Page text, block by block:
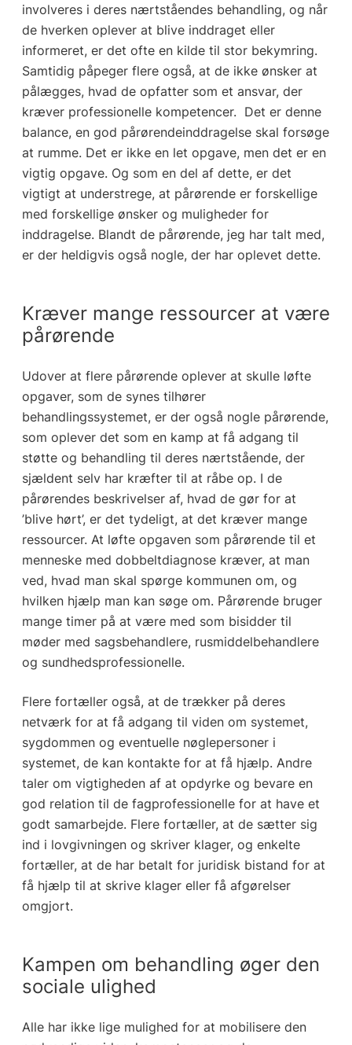
involveres i deres nærtståendes behandling, og når
de hverken oplever at blive inddraget eller
informeret, er det ofte en kilde til stor bekymring.
Samtidig påpeger flere også, at de ikke ønsker at
pålægges, hvad de opfatter som et ansvar, der
kræver professionelle kompetencer. Det er denne
balance, en god pårørendeinddragelse skal forsøge
at rumme. Det er ikke en let opgave, men det er en
vigtig opgave. Og som en del af dette, er det
vigtigt at understrege, at pårørende er forskellige
med forskellige ønsker og muligheder for
inddragelse. Blandt de pårørende, jeg har talt med,
er der heldigvis også nogle, der har oplevet dette.
Kræver mange ressourcer at være
pårørende
Udover at flere pårørende oplever at skulle løfte
opgaver, som de synes tilhører
behandlingssystemet, er der også nogle pårørende,
som oplever det som en kamp at få adgang til
støtte og behandling til deres nærtstående, der
sjældent selv har kræfter til at råbe op. I de
pårørendes beskrivelser af, hvad de gør for at
’blive hørt’, er det tydeligt, at det kræver mange
ressourcer. At løfte opgaven som pårørende til et
menneske med dobbeltdiagnose kræver, at man
ved, hvad man skal spørge kommunen om, og
hvilken hjælp man kan søge om. Pårørende bruger
mange timer på at være med som bisidder til
møder med sagsbehandlere, rusmiddelbehandlere
og sundhedsprofessionelle.
Flere fortæller også, at de trækker på deres
netværk for at få adgang til viden om systemet,
sygdommen og eventuelle nøglepersoner i
systemet, de kan kontakte for at få hjælp. Andre
taler om vigtigheden af at opdyrke og bevare en
god relation til de fagprofessionelle for at have et
godt samarbejde. Flere fortæller, at de sætter sig
ind i lovgivningen og skriver klager, og enkelte
fortæller, at de har betalt for juridisk bistand for at
få hjælp til at skrive klager eller få afgørelser
omgjort.
Kampen om behandling øger den
sociale ulighed
Alle har ikke lige mulighed for at mobilisere den